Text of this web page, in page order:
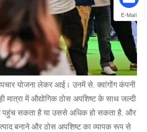
योजना लेकर आई। उनमें से, क्वांगोंग कंपनी
मात्रा में औद्योगिक ठोस अपशिष्ट के साथ जल्दी
पहुंच सकता है या उससे अधिक हो सकता है, और
बनाने और ठोस अपशिष्ट का व्यापक रूप से
E-Mail